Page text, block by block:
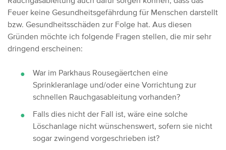
Feuer keine Gesundheitsgefährdung für Menschen darstellt
bzw. Gesundheitsschäden zur Folge hat. Aus diesen
Gründen möchte ich folgende Fragen stellen, die mir sehr
dringend erscheinen:
War im Parkhaus Rousegäertchen eine
Sprinkleranlage und/oder eine Vorrichtung zur
schnellen Rauchgasableitung vorhanden?
Falls dies nicht der Fall ist, wäre eine solche
Löschanlage nicht wünschenswert, sofern sie nicht
sogar zwingend vorgeschrieben ist?